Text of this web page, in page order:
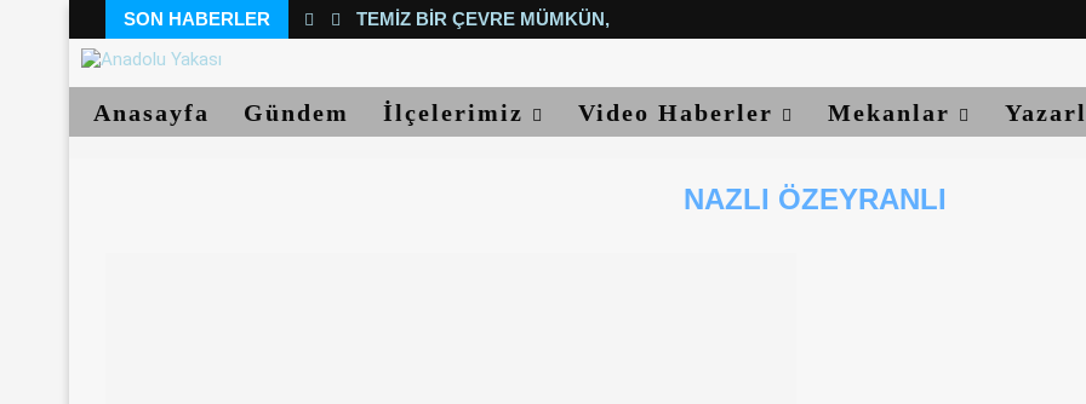
SON HABERLER TEMIZ BIR ÇEVRE MÜMKÜN, YETER...
Anasayfa Gündem İlçelerimiz Video Haberler Mekanlar
NAZLI ÖZEYRANLI